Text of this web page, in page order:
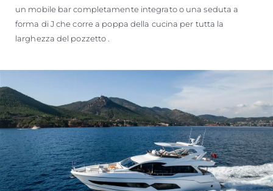
un mobile bar completamente integrato o una seduta a
forma di J che corre a poppa della cucina per tutta la
larghezza del pozzetto .